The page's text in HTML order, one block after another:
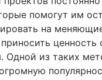
карта проекта
проекта
обеспечение
создания
помогут им
на
ценность
Одной из таких